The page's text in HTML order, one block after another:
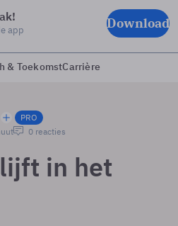
app Download
& ToekomstCarrière
PRO
0 reacties
in het